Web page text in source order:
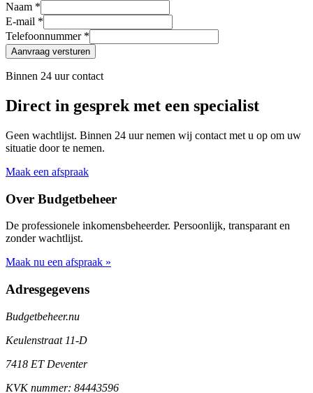
Naam *
E-mail *
Telefoonnummer *
Aanvraag versturen
Binnen 24 uur contact
Direct in gesprek met een specialist
Geen wachtlijst. Binnen 24 uur nemen wij contact met u op om uw
situatie door te nemen.
Maak een afspraak
Over Budgetbeheer
De professionele inkomensbeheerder. Persoonlijk, transparant en
zonder wachtlijst.
Maak nu een afspraak »
Adresgegevens
Budgetbeheer.nu
Keulenstraat 11-D
7418 ET Deventer
KVK nummer: 84443596